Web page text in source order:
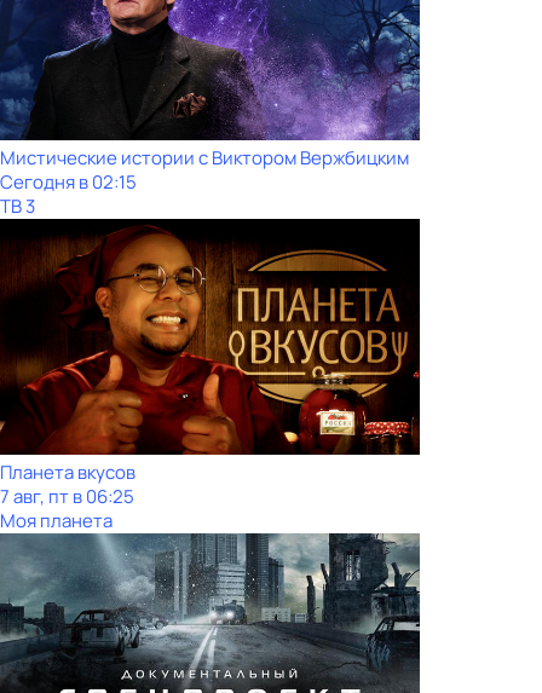
Мистические истории с Виктoром Bержбицким
Сегодня в 02:15
ТВ 3
Планета вкусов
7 авг, пт в 06:25
Моя планета